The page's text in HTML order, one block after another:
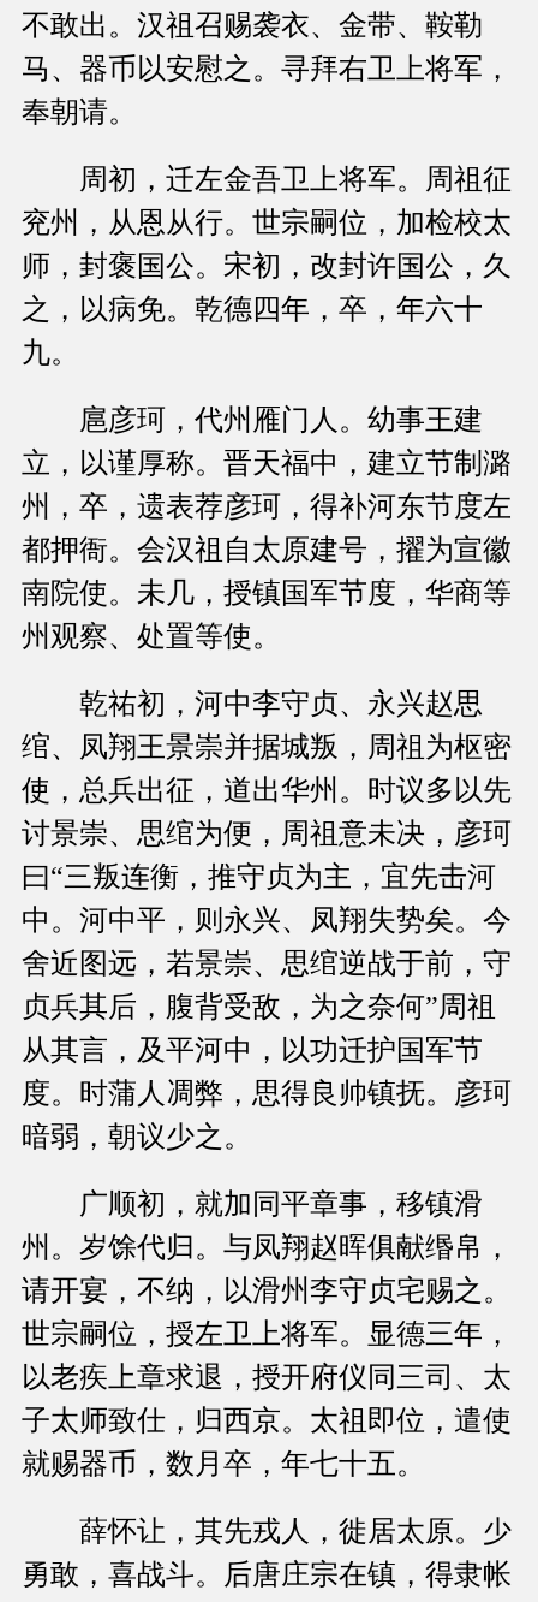
不敢出。汉祖召赐袭衣、金带、鞍勒
马、器币以安慰之。寻拜右卫上将军，
奉朝请。
周初，迁左金吾卫上将军。周祖征
兖州，从恩从行。世宗嗣位，加检校太
师，封褒国公。宋初，改封许国公，久
之，以病免。乾德四年，卒，年六十
九。
扈彦珂，代州雁门人。幼事王建
立，以谨厚称。晋天福中，建立节制潞
州，卒，遗表荐彦珂，得补河东节度左
都押衙。会汉祖自太原建号，擢为宣徽
南院使。未几，授镇国军节度，华商等
州观察、处置等使。
乾祐初，河中李守贞、永兴赵思
绾、凤翔王景崇并据城叛，周祖为枢密
使，总兵出征，道出华州。时议多以先
讨景崇、思绾为便，周祖意未决，彦珂
曰“三叛连衡，推守贞为主，宜先击河
中。河中平，则永兴、凤翔失势矣。今
舍近图远，若景崇、思绾逆战于前，守
贞兵其后，腹背受敌，为之奈何”周祖
从其言，及平河中，以功迁护国军节
度。时蒲人凋弊，思得良帅镇抚。彦珂
暗弱，朝议少之。
广顺初，就加同平章事，移镇滑
州。岁馀代归。与凤翔赵晖俱献缗帛，
请开宴，不纳，以滑州李守贞宅赐之。
世宗嗣位，授左卫上将军。显德三年，
以老疾上章求退，授开府仪同三司、太
子太师致仕，归西京。太祖即位，遣使
就赐器币，数月卒，年七十五。
薛怀让，其先戎人，徙居太原。少
勇敢，喜战斗。后唐庄宗在镇，得隶帐